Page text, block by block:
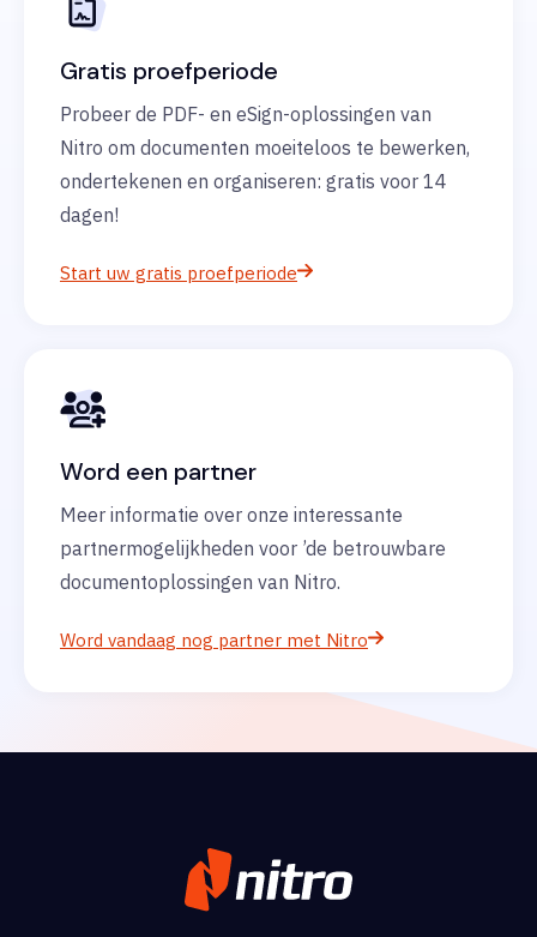
Gratis proefperiode
Probeer de PDF- en eSign-oplossingen van
Nitro om documenten moeiteloos te bewerken,
ondertekenen en organiseren: gratis voor 14
dagen!
Start uw gratis proefperiode
Word een partner
Meer informatie over onze interessante
partnermogelijkheden voor ’de betrouwbare
documentoplossingen van Nitro.
Word vandaag nog partner met Nitro